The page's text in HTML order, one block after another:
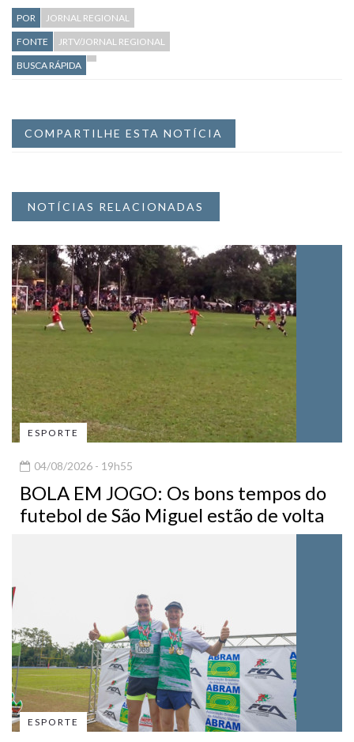
POR
JORNAL REGIONAL
FONTE
JRTV/JORNAL REGIONAL
BUSCA RÁPIDA
COMPARTILHE ESTA NOTÍCIA
NOTÍCIAS RELACIONADAS
ESPORTE
04/08/2026 - 19h55
BOLA EM JOGO: Os bons tempos do
futebol de São Miguel estão de volta
ESPORTE